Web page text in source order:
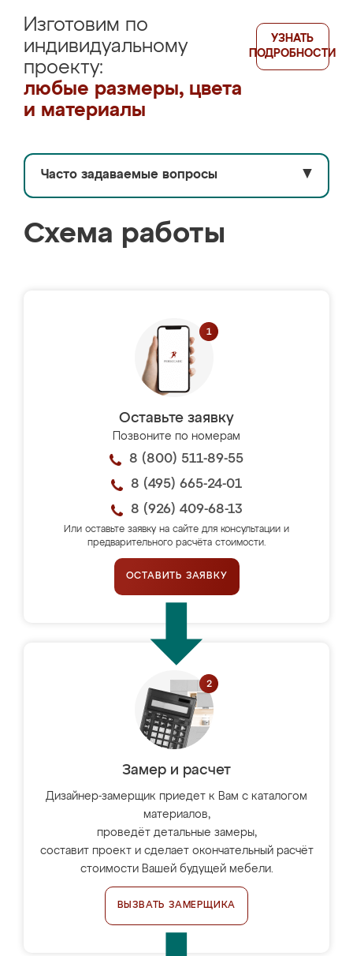
Изготовим по
индивидуальному
проекту:
любые размеры, цвета
и материалы
УЗНАТЬ
ПОДРОБНОСТИ
Часто задаваемые вопросы ▼
Схема работы
Оставьте заявку
Позвоните по номерам
8 (800) 511-89-55
8 (495) 665-24-01
8 (926) 409-68-13
Или оставьте заявку на сайте для консультации и
предварительного расчёта стоимости.
ОСТАВИТЬ ЗАЯВКУ
Замер и расчет
Дизайнер-замерщик приедет к Вам с каталогом
материалов,
проведёт детальные замеры,
составит проект и сделает окончательный расчёт
стоимости Вашей будущей мебели.
ВЫЗВАТЬ ЗАМЕРЩИКА